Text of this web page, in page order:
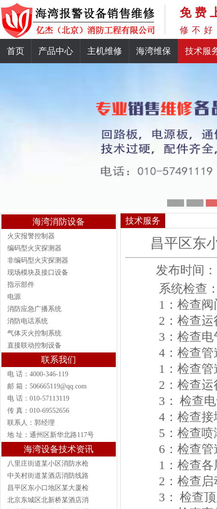
免费
修不
首页 产品中心 主机维修 海湾维保 技术服
海湾消防设备
火灾报警控制器
编码型火灾探测器
非编码型火灾探测器
现场模块及接口设备
指示部件
电源
消防应急广播系统
消防电话系统
气体灭火控制系统
直接联动控制设备
联系我们
电 话：4000-346-119
邮 箱：506665119@qq.com
电 话：010-57113119
传 真：010-69552656
联系人：郭经理
地 址：通州区新华北路117号
海湾设备技术资讯
八里庄街道某小区消防水枪
中关村街道某酒店消防线路
昌平区东小口地区某大厦检
北京东城区北新桥某酒店消
技术服务
昌平区东
发布时间
系统检查
1：检查阀门
2：检查运
3：检查电
4：检查管
1：检查管
2：检查运
3： 检查电
4：检查接
5：检查喷
6：检查管
1：检查各
2：检查启
3： 检查顶